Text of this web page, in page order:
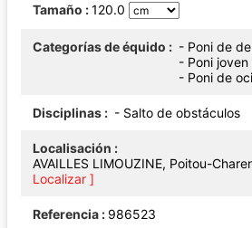
Tamaño 120.0
Categorías de équido
- Poni de
- Poni joven
- Poni de
Disciplinas - Salto de obstáculos
Localisación
AVAILLES LIMOUZINE, Poitou-
Localizar ]
Referencia 986523